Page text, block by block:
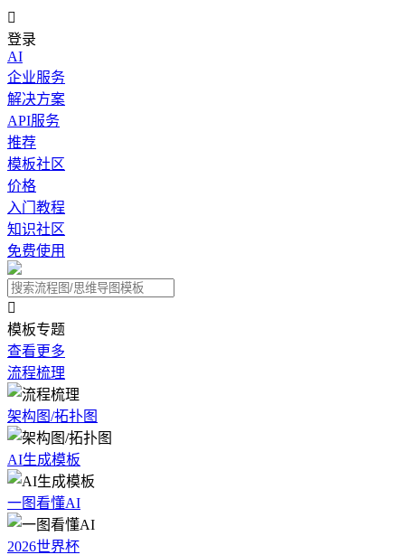

登录
AI
企业服务
解决方案
API服务
推荐
模板社区
价格
入门教程
知识社区
免费使用

模板专题
查看更多
流程梳理
架构图/拓扑图
AI生成模板
一图看懂AI
2026世界杯